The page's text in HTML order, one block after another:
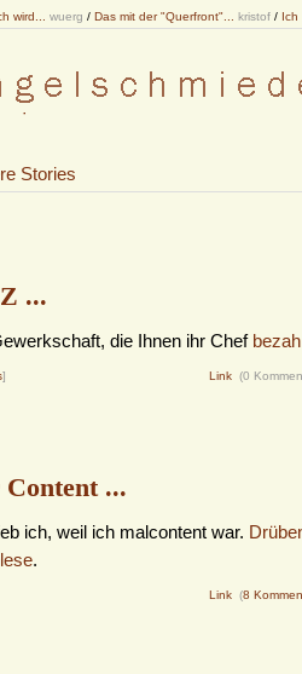
wird... wuerg / Das mit der "Querfront"... kristof / Ich
Stories
...
die Ihnen ihr Chef
] Link (0
...
ich, weil ich malcontent war.
.
Link (8